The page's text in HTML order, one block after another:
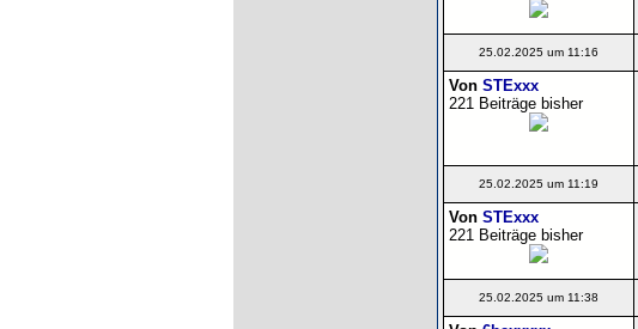
25.02.2025 um 11:16
Von STExxx
221 Beiträge bisher
25.02.2025 um 11:19
Von STExxx
221 Beiträge bisher
25.02.2025 um 11:38